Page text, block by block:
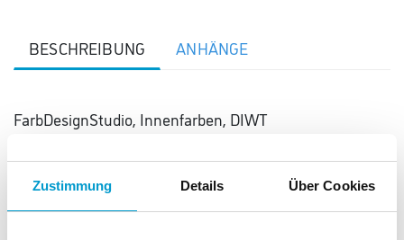
Zustimmung Details Über Cookies
BESCHREIBUNG ANHÄNGE
FarbDesignStudio, Innenfarben, DIWT